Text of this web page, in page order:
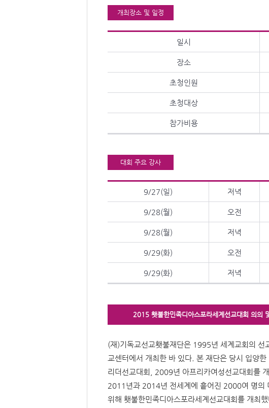
개최장소 및 일정
일시
장소
초청인원
초청대상
참가비용
대회 주요 강사
9/27(일) 저녁
9/28(월) 오전
9/28(월) 저녁
9/29(화) 오전
9/29(화) 저녁
2015 횃불한민족디아스포라세계선교대회 의의
(재)기독교선교횃불재단은 1995년 세계교회의
교센터에서 개최한 바 있다. 본 재단은 당시 입양
리더선교대회, 2009년 아프리카여성선교대회를
2011년과 2014년 전세계에 흩어진 2000여 명의
위해 횃불한민족디아스포라세계선교대회를 개최